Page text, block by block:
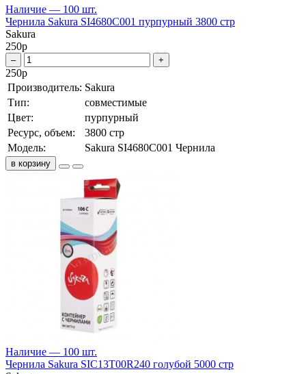
Наличие — 100 шт.
Чернила Sakura SI4680C001 пурпурный 3800 стр
Sakura
250р
– +
250р
Производитель: Sakura
Тип:
совместимые
Цвет:
пурпурный
Ресурс, объем:
3800 стр
Модель:
Sakura SI4680C001 Чернила
в корзину
Наличие — 100 шт.
Чернила Sakura SIC13T00R240 голубой 5000 стр